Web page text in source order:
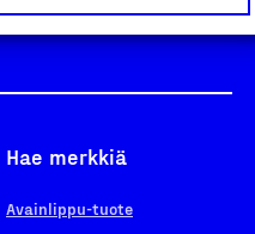
Hae merkkiä
Avainlippu-tuote